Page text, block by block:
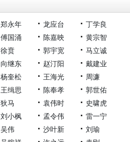
郑永年 龙应台
丁学良
傅国涌 陈嘉映
黄宗智
徐贲 郭宇宽
马立诚
向继东 赵汀阳
戴建业
杨奎松 王海光
周濂
王缉思 陈奉孝
郭世佑
狄马 袁伟时
史啸虎
刘小枫 孟令伟
雷一宁
吴伟 沙叶新
刘瑜